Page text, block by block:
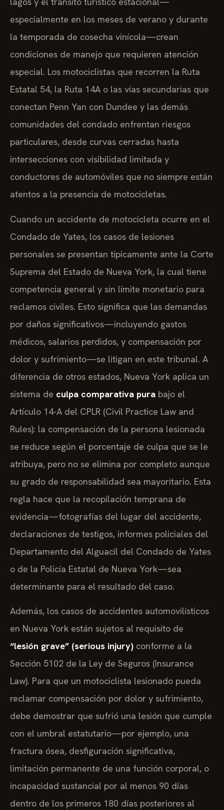
especialmente en los meses de verano y durante
la temporada de cosecha vinícola—crean
condiciones de manejo que requieren atención
especial. Los motociclistas que recorren la Ruta
Estatal 54, la Ruta 14A o las vías secundarias que
conectan Penn Yan con Dundee y las demás
comunidades del condado enfrentan riesgos
particulares, desde curvas cerradas hasta
intersecciones con visibilidad limitada y
conductores de automóviles que no siempre están
atentos a la presencia de motocicletas.
Cuando un accidente de motocicleta ocurre en el
Condado de Yates, los casos de lesiones
personales se presentan típicamente ante la Corte
Suprema del Estado de Nueva York, la cual tiene
competencia general y sin límite monetario para
reclamos civiles. Esto significa que las demandas
por daños significativos—incluyendo gastos
médicos, salarios perdidos, y compensación por
dolor y sufrimiento—se litigan en este tribunal. A
diferencia de otros estados, Nueva York aplica un
sistema de culpa comparativa pura bajo el
Artículo 14-A del CPLR (Civil Practice Law and
Rules): la compensación de la persona lesionada
se reduce según el porcentaje de culpa que se le
atribuya, pero no se elimina por completo aunque
su grado de responsabilidad sea mayoritario. Esta
regla hace que la recopilación temprana de
evidencia—fotografías del lugar del accidente,
declaraciones de testigos, informes policiales del
Departamento del Alguacil del Condado de Yates
o de la Policía Estatal de Nueva York—sea
determinante para el resultado del caso.
Además, los casos de accidentes automovilísticos
en Nueva York están sujetos al requisito de
“lesión grave” (serious injury) conforme a la
Sección 5102 de la Ley de Seguros (Insurance
Law). Para que un motociclista lesionado pueda
reclamar compensación por dolor y sufrimiento,
debe demostrar que sufrió una lesión que cumple
con el umbral estatutario—por ejemplo, una
fractura ósea, desfiguración significativa,
limitación permanente de una función corporal, o
incapacidad sustancial por al menos 90 días
dentro de los primeros 180 días posteriores al